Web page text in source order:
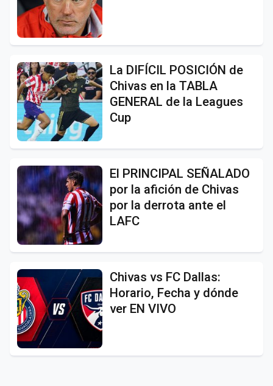
La DIFÍCIL POSICIÓN de
Chivas en la TABLA
GENERAL de la Leagues
Cup
El PRINCIPAL SEÑALADO
por la afición de Chivas
por la derrota ante el
LAFC
Chivas vs FC Dallas:
Horario, Fecha y dónde
ver EN VIVO